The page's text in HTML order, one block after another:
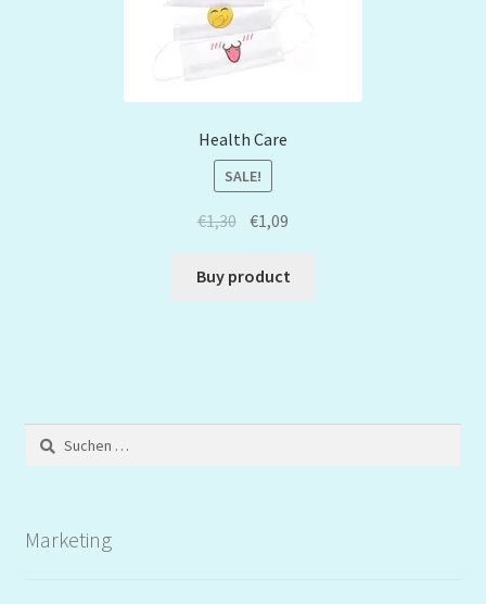
Health Care
SALE!
€1,30 €1,09
Buy product
Suchen
nach:
Marketing